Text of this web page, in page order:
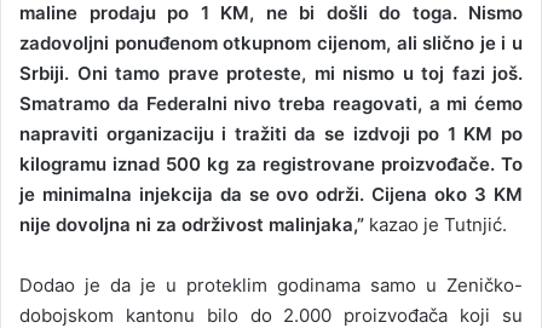
maline prodaju po 1 KM, ne bi došli do toga. Nismo
zadovoljni ponuđenom otkupnom cijenom, ali slično je i u
Srbiji. Oni tamo prave proteste, mi nismo u toj fazi još.
Smatramo da Federalni nivo treba reagovati, a mi ćemo
napraviti organizaciju i tražiti da se izdvoji po 1 KM po
kilogramu iznad 500 kg za registrovane proizvođače. To
je minimalna injekcija da se ovo održi. Cijena oko 3 KM
nije dovoljna ni za održivost malinjaka,” kazao je Tutnjić.
Dodao je da je u proteklim godinama samo u Zeničko-
dobojskom kantonu bilo do 2.000 proizvođača koji su